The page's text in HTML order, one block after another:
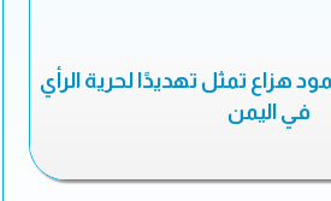
هزاع تمثل تهديدًا لحرية الرأي
في اليمن